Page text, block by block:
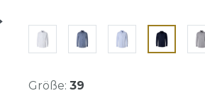
Größe: 39